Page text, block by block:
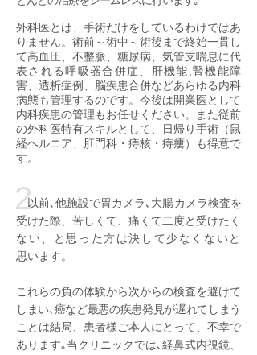
​外科医とは、手術だけをしているわけではあ
りません。術前～術中～術後まで終始一貫し
て高血圧、不整脈、糖尿病、気管支喘息に代
表される呼吸器合併症、肝機能,腎機能障
害、透析症例、脳疾患合併などあらゆる内科
病態も管理するのです。 今後は開業医として
内科疾患の管理もお任せください。また従前
の外科医特有スキルとして、
日帰り手術（鼠
経ヘルニア、肛門科・痔核・痔瘻）も得意で
す。
以前､他施設で​胃カメラ､大腸カメラ検査を
受けた際、苦しくて、痛くて二度と受けたく
ない、と思った方は決して少なくないと
思います。
これらの負の体験から次からの検査を避けて
しまい､癌など最悪の疾患発見が遅れてしまう
ことは結局、患者様ご本人にとって、不幸で
あります｡当クリニックでは､経鼻式内視鏡、
2